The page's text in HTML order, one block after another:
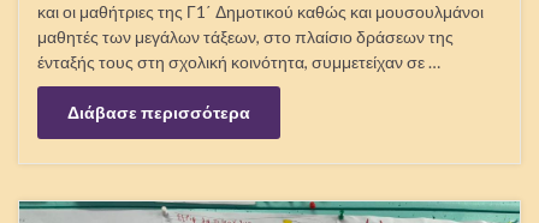
και οι μαθήτριες της Γ1΄ Δημοτικού καθώς και μουσουλμάνοι
μαθητές των μεγάλων τάξεων, στο πλαίσιο δράσεων της
ένταξής τους στη σχολική κοινότητα, συμμετείχαν σε …
Διάβασε περισσότερα